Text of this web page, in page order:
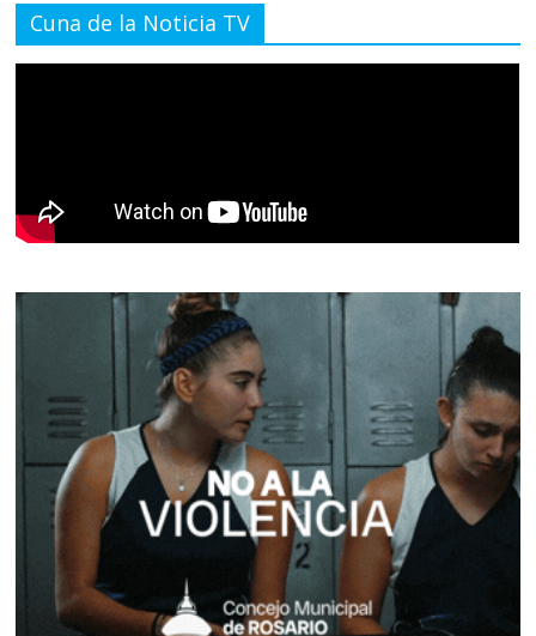
Cuna de la Noticia TV